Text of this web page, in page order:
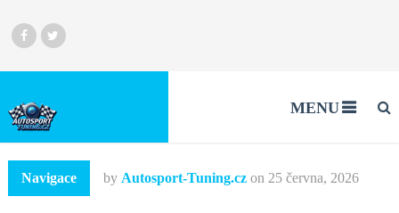
MENU
Navigace by Autosport-Tuning.cz on 25 června, 2026